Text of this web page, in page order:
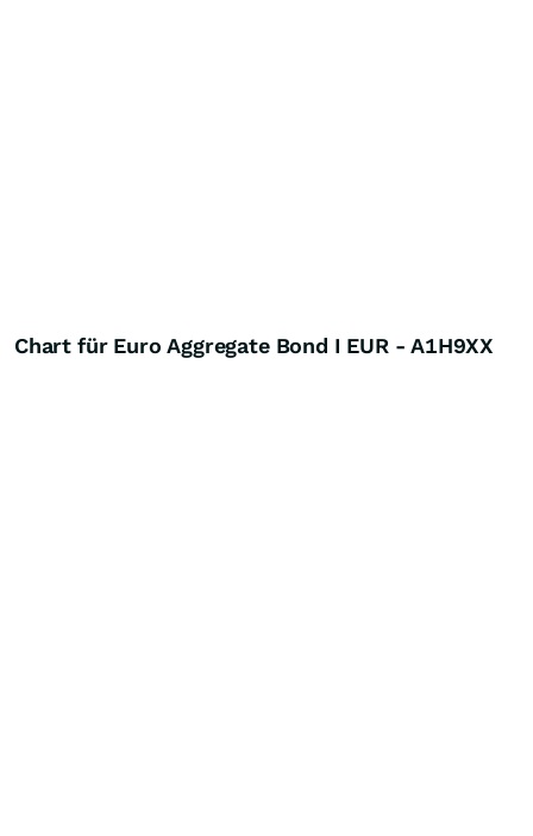
Chart für Euro Aggregate Bond I EUR - A1H9XX